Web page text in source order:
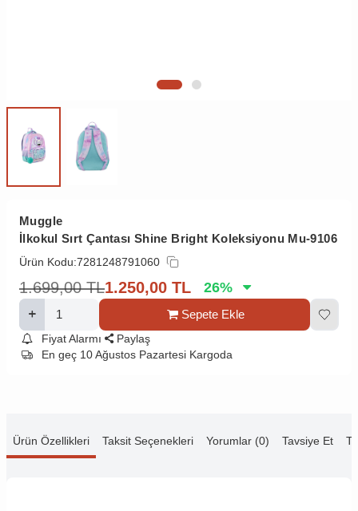
Muggle
İlkokul Sırt Çantası Shine Bright Koleksiyonu Mu-9106
Ürün Kodu:7281248791060
1.699,00 TL1.250,00 TL 26%
Sepete Ekle
Fiyat Alarmı
Paylaş
En geç 10 Ağustos Pazartesi Kargoda
Ürün Özellikleri Taksit Seçenekleri Yorumlar (0) Tavsiye Et